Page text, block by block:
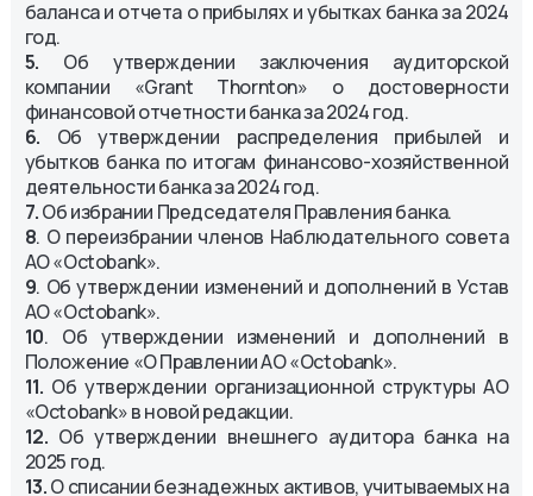
баланса и отчета о прибылях и убытках банка за 2024
год.
5. Об утверждении заключения аудиторской
компании «Grant Thornton» о достоверности
финансовой отчетности банка за 2024 год.
6. Об утверждении распределения прибылей и
убытков банка по итогам финансово-хозяйственной
деятельности банка за 2024 год.
7.Об избрании Председателя Правления банка.
8. О переизбрании членов Наблюдательного совета
АО «Octobank».
9. Об утверждении изменений и дополнений в Устав
АО «Octobank».
10. Об утверждении изменений и дополнений в
Положение «О Правлении АО «Octobank».
11. Об утверждении организационной структуры АО
«Octobank» в новой редакции.
12. Об утверждении внешнего аудитора банка на
2025 год.
13.О списании безнадежных активов, учитываемых на